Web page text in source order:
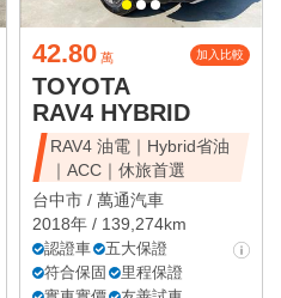
42.80 萬 加入比較
TOYOTA
RAV4 HYBRID
RAV4 油電｜Hybrid省油
｜ACC｜休旅首選
台中市 / 萬通汽車
2018年 / 139,274km
認證車
五大保證
符合保固
里程保證